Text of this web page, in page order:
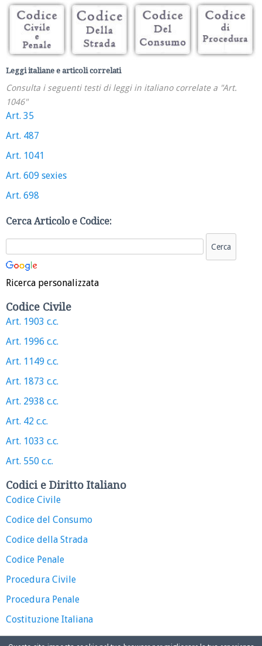
Leggi italiane e articoli correlati
Consulta i seguenti testi di leggi in italiano correlate a "Art.
1046"
Art. 35
Art. 487
Art. 1041
Art. 609 sexies
Art. 698
Cerca Articolo e Codice:
Ricerca personalizzata
Codice Civile
Art. 1903 c.c.
Art. 1996 c.c.
Art. 1149 c.c.
Art. 1873 c.c.
Art. 2938 c.c.
Art. 42 c.c.
Art. 1033 c.c.
Art. 550 c.c.
Codici e Diritto Italiano
Codice Civile
Codice del Consumo
Codice della Strada
Codice Penale
Procedura Civile
Procedura Penale
Costituzione Italiana